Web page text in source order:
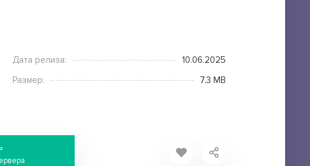
Дата релиза:
10.06.2025
Размер:
7.3 MB